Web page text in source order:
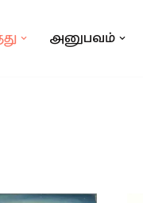
அனுபவம்